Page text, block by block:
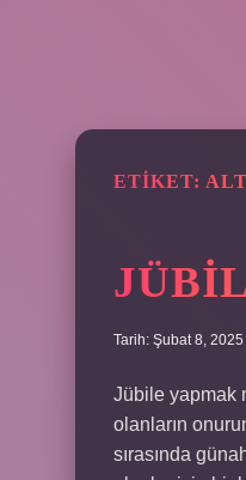
ETIKET:
Tarih: Şubat 8, 2025
Jübile yapmak
olanların
sırasında